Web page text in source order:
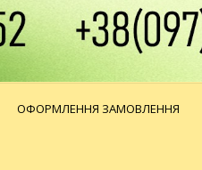
ОФОРМЛЕННЯ ЗАМОВЛЕННЯ